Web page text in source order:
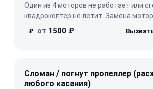
Один из 4 моторов не работает или
квадрокоптер не летит. Замена
₽ от 1500 ₽
Сломан / погнут пропеллер
любого касания)